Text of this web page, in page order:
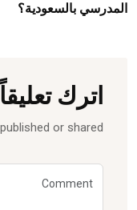
المدرسي بالسعودية؟
اترك تعليقاً
or shared.